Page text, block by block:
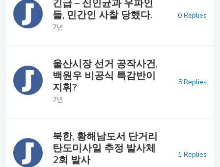
긴급 – 신인균과 우파인
들, 민간인 사찰 당했다.
7년
0 Replies
울산시장 선거 공작사건,
백원우 비공식 특감반이
지휘?
7년
5 Replies
북한, 황해남도서 단거리
탄도미사일 추정 발사체
2회 발사
1 Replies